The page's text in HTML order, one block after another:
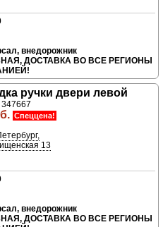
внедорожник
ДОСТАВКА ВО ВСЕ РЕГИОНЫ
ручки двери левой
347667
Спеццена!
13
внедорожник
ДОСТАВКА ВО ВСЕ РЕГИОНЫ